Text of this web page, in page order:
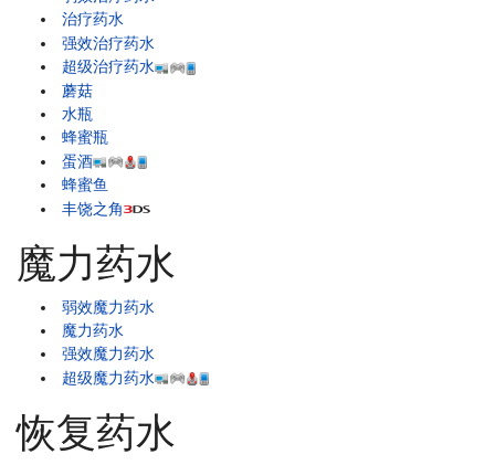
治疗药水
强效治疗药水
超级治疗药水
蘑菇
水瓶
蜂蜜瓶
蛋酒
蜂蜜鱼
丰饶之角
魔力药水
弱效魔力药水
魔力药水
强效魔力药水
超级魔力药水
恢复药水